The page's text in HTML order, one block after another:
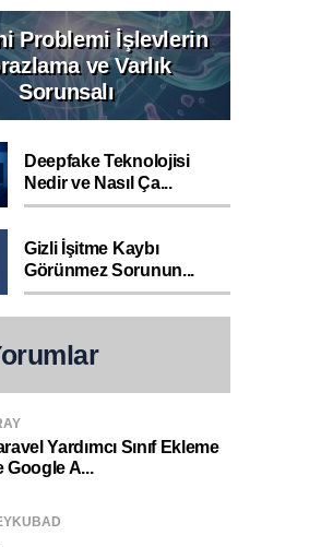
Problemi İşlevlerin
ve Varlık
Sorunsalı
Deepfake Teknolojisi
Nedir ve Nasıl Ça...
Gizli İşitme Kaybı
Görünmez Sorunun...
Yardımcı Sınıf Ekleme
Google A...